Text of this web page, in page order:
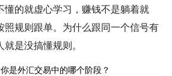
懂的就虚心学习，赚钱不是躺着就
照规则跟单。为什么跟同一个信号有
是没搞懂规则。
是外汇交易中的哪个阶段？